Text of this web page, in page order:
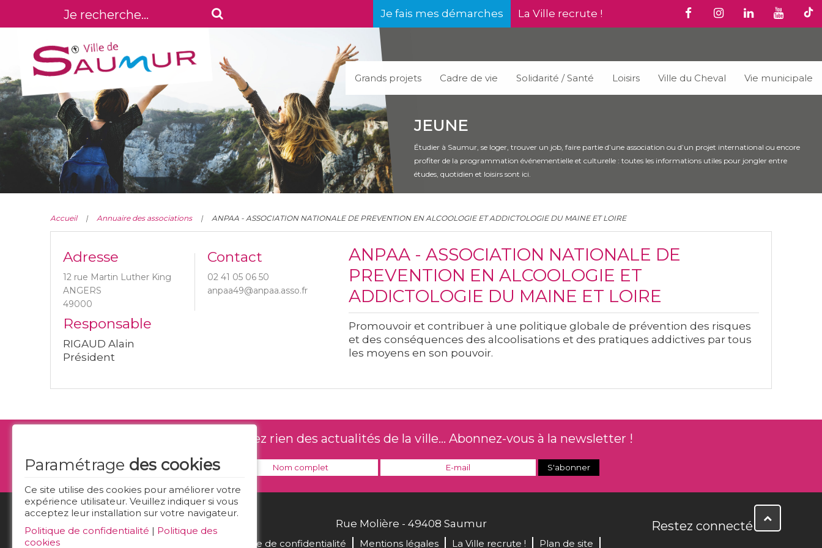
Je fais mes démarches La Ville recrute !
Grands projets Cadre de vie Solidarité / Santé Loisirs Ville du Cheval Vie municipale
JEUNE
Étudier à Saumur, se loger, trouver un job, faire partie d’une association ou d’un projet international ou encore
profiter de la programmation événementielle et culturelle : toutes les informations utiles pour jongler entre
études, quotidien et loisirs sont ici.
Accueil Annuaire des associations ANPAA - ASSOCIATION NATIONALE DE PREVENTION EN ALCOOLOGIE ET ADDICTOLOGIE DU MAINE ET LOIRE
ANPAA - ASSOCIATION NATIONALE DE
PREVENTION EN ALCOOLOGIE ET
ADDICTOLOGIE DU MAINE ET LOIRE
Promouvoir et contribuer à une politique globale de prévention des risques
et des conséquences des alcoolisations et des pratiques addictives par tous
les moyens en son pouvoir.
Adresse
12 rue Martin Luther King
ANGERS
49000
Contact
02 41 05 06 50
anpaa49@anpaa.asso.fr
Responsable
RIGAUD Alain
Président
Paramétrage des cookies
Ce site utilise des cookies pour améliorer votre
expérience utilisateur. Veuillez indiquer si vous
acceptez leur installation sur votre navigateur.
Politique de confidentialité | Politique des
cookies
Ne manquez rien des actualités de la ville... Abonnez-vous à la newsletter !
Rue Molière - 49408 Saumur
Politique de confidentialité Mentions légales La Ville recrute ! Plan de site
Restez connecté